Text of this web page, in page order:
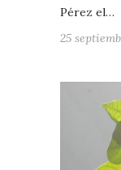
Pérez el…
25